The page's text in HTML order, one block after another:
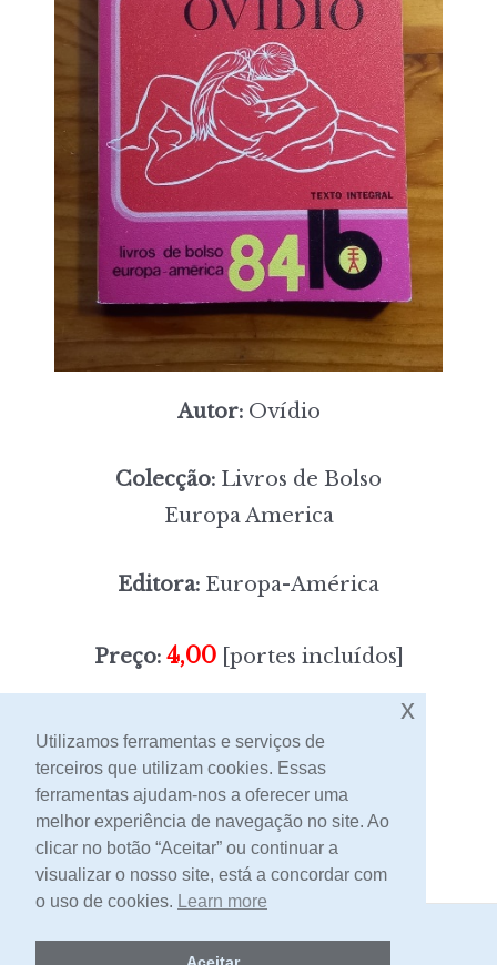
Autor:Ovídio
Colecção: Livros de Bolso
Europa America
Editora: Europa-América
Preço: 4,00[portes incluídos]
Sem stock
Contacto
2026 -Livraria Egrégora
Utilizamos ferramentas e serviços de
terceiros que utilizam cookies. Essas
ferramentas ajudam-nos a oferecer uma
melhor experiência de navegação no site. Ao
clicar no botão “Aceitar” ou continuar a
visualizar o nosso site, está a concordar com
o uso de cookies. Learn more
x